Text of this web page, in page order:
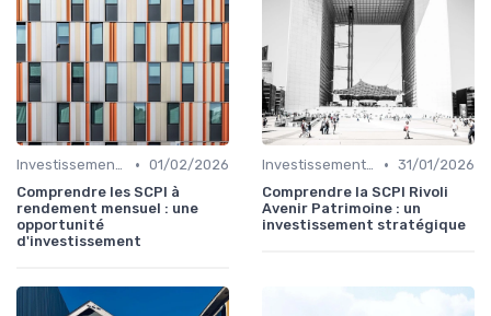
Investissements Immobiliers Stratégiques • 01/02/2026
Comprendre les SCPI à
rendement mensuel : une
opportunité
d'investissement
Investissements Immobiliers Stratégiques • 31/01/2026
Comprendre la SCPI Rivoli
Avenir Patrimoine : un
investissement stratégique